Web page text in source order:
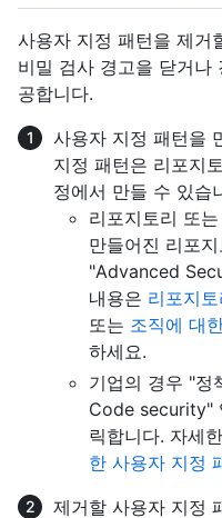
사용자 지정 패턴을 제거
비밀 검사 경고을 닫거나
공합니다.
사용자 지정 패턴을
지정 패턴은 리포지
정에서 만들 수 있습
리포지토리 또
만들어진 리포
"Advanced
내용은 리포지
또는 조직에 대
하세요.
기업의 경우 "
Code security"
릭합니다. 자세
한 사용자 지정
제거할 사용자 지정